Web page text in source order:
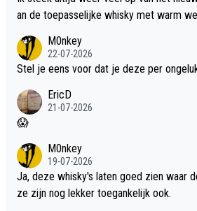
an de toepasselijke whisky met warm
M0nkey
22-07-2026
Stel je eens voor dat je deze per
EricD
21-07-2026
😱
M0nkey
19-07-2026
Ja, deze whisky's laten goed zien waar
ze zijn nog lekker toegankelijk ook.